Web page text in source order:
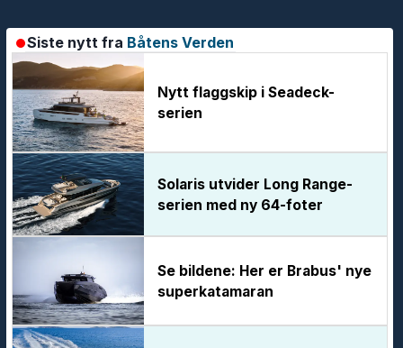
Siste nytt fra Båtens Verden
Nytt flaggskip i Seadeck-
serien
Solaris utvider Long Range-
serien med ny 64-foter
Se bildene: Her er Brabus' nye
superkatamaran